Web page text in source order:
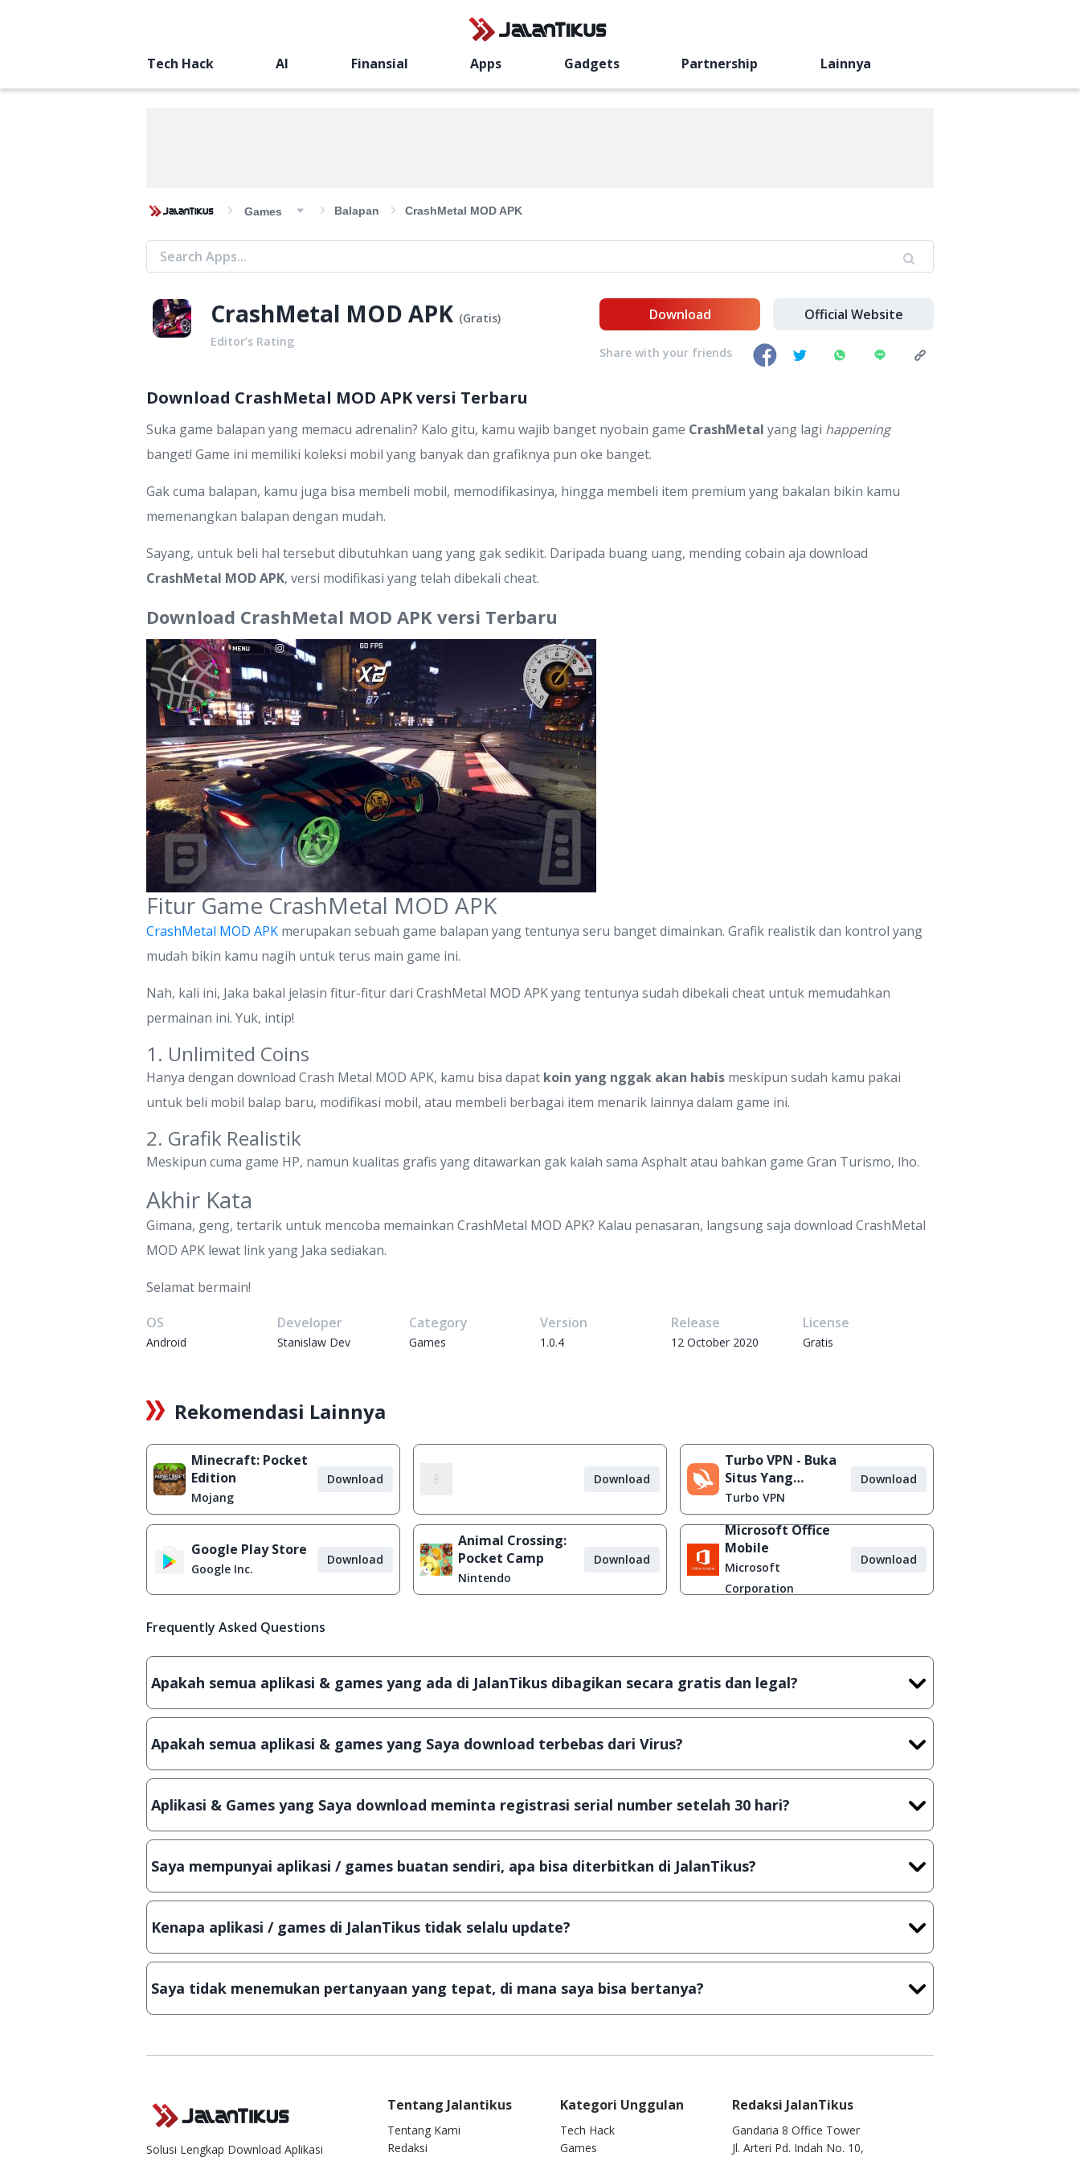
Tech Hack AI Finansial Apps Gadgets Partnership Lainnya
Games Balapan CrashMetal MOD APK
CrashMetal MOD APK (Gratis)
Editor’s Rating
Download CrashMetal MOD APK versi Terbaru
Suka game balapan yang memacu adrenalin? Kalo gitu, kamu wajib banget nyobain game CrashMetal yang lagi happening
banget! Game ini memiliki koleksi mobil yang banyak dan grafiknya pun oke banget.
Gak cuma balapan, kamu juga bisa membeli mobil, memodifikasinya, hingga membeli item premium yang bakalan bikin kamu
memenangkan balapan dengan mudah.
Sayang, untuk beli hal tersebut dibutuhkan uang yang gak sedikit. Daripada buang uang, mending cobain aja download
CrashMetal MOD APK, versi modifikasi yang telah dibekali cheat.
Download CrashMetal MOD APK versi Terbaru
Fitur Game CrashMetal MOD APK
CrashMetal MOD APK merupakan sebuah game balapan yang tentunya seru banget dimainkan. Grafik realistik dan kontrol yang
mudah bikin kamu nagih untuk terus main game ini.
Nah, kali ini, Jaka bakal jelasin fitur-fitur dari CrashMetal MOD APK yang tentunya sudah dibekali cheat untuk memudahkan
permainan ini. Yuk, intip!
1. Unlimited Coins
Hanya dengan download Crash Metal MOD APK, kamu bisa dapat koin yang nggak akan habis meskipun sudah kamu pakai
untuk beli mobil balap baru, modifikasi mobil, atau membeli berbagai item menarik lainnya dalam game ini.
2. Grafik Realistik
Meskipun cuma game HP, namun kualitas grafis yang ditawarkan gak kalah sama Asphalt atau bahkan game Gran Turismo, lho.
Akhir Kata
Gimana, geng, tertarik untuk mencoba memainkan CrashMetal MOD APK? Kalau penasaran, langsung saja download CrashMetal
MOD APK lewat link yang Jaka sediakan.
Selamat bermain!
OS
Android
Developer
Stanislaw Dev
Category
Games
Version
1.0.4
Release
12 October 2020
License
Gratis
Download Official Website
Share with your friends
Rekomendasi Lainnya
Minecraft: Pocket
Edition
Mojang
Download Download
Turbo VPN - Buka
Situs Yang
Diblokir
Turbo VPN
Download
Google Play Store
Google Inc.
Download
Animal Crossing:
Pocket Camp
Nintendo
Download
Microsoft Office
Mobile
Microsoft
Corporation
Download
Frequently Asked Questions
Apakah semua aplikasi & games yang ada di JalanTikus dibagikan secara gratis dan legal?
Ya, JalanTikus hanya membagikan aplikasi & games yang gratis (Freeware) dan legal, dalam artian tidak (bajakan) hasil crack,
Apakah semua aplikasi & games yang Saya download terbebas dari Virus?
Ya, JalanTikus selalu melakukan scanning dengan 3 jenis Antivirus (Kaspersky, AVG & Avast) sebelum menerbitkan suatu
Aplikasi & Games yang Saya download meminta registrasi serial number setelah 30 hari?
Meskipun dibagikan secara gratis, namun ada beberapa aplikasi & games yang dibagikan secara Shareware, dalam arti hanya
Saya mempunyai aplikasi / games buatan sendiri, apa bisa diterbitkan di JalanTikus?
Tentu saja bisa. Silahkan kirim email keinfo@jalantikus.comdengan menyertakan Nama Aplikasi/Games, Deskripsi serta
Kenapa aplikasi / games di JalanTikus tidak selalu update?
Demi menjaga kualitas aplikasi dan games yang ada di JalanTikus, hingga saat ini kita masih melakukan upload-download
Saya tidak menemukan pertanyaan yang tepat, di mana saya bisa bertanya?
Kami dengan senang hati menjawab setiap pertanyaan yang masuk. Kirim pertanyaan kamu keinfo@jalantikus.com
Solusi Lengkap Download Aplikasi
Redaksi JalanTikus
Gandaria 8 Office Tower
Jl. Arteri Pd. Indah No. 10,
Tentang Jalantikus
Tentang Kami
Redaksi
Kategori Unggulan
Tech Hack
Games